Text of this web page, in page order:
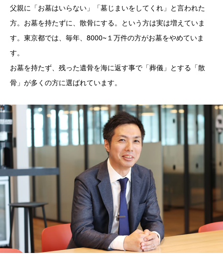
父親に「お墓はいらない」「墓じまいをしてくれ」と言われた
方。お墓を持たずに、散骨にする。という方は実は増えていま
す。東京都では、毎年、8000~１万件の方がお墓をやめていま
す。
お墓を持たず、残った遺骨を海に返す事で「葬儀」とする「散
骨」が多くの方に選ばれています。